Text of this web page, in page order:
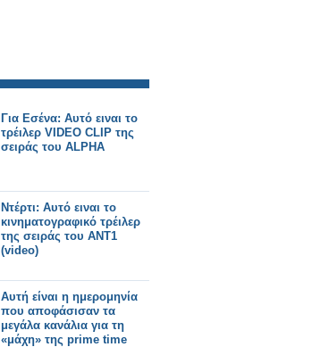
Για Εσένα: Αυτό ειναι το
τρέιλερ VIDEO CLIP της
σειράς του ALPHA
Ντέρτι: Αυτό ειναι το
κινηματογραφικό τρέιλερ
της σειράς του ΑΝΤ1
(video)
Αυτή είναι η ημερομηνία
που αποφάσισαν τα
μεγάλα κανάλια για τη
«μάχη» της prime time